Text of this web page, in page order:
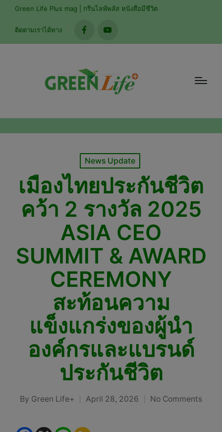
Green Life Plus mag | กรีนไลฟ์พลัส หนังสือมีชีวิต
ติดตามเราได้ทาง
facebookyoutube
Posted
News Update
เมืองไทยประกันชีวิต
คว้า 2 รางวัล 2025
ASIA CEO
SUMMIT & AWARD
CEREMONY
สะท้อนความ
แข็งแกร่งของผู้นำ
องค์กรและแบรนด์
ประกันชีวิต
Posted
By Green Life+ April 28, 2026 No Comments
modal-check